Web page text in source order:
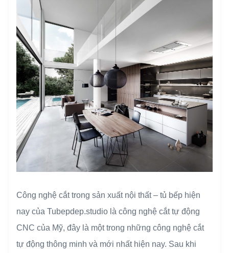
Công nghệ cắt trong sản xuất nội thất – tủ bếp hiện
nay của Tubepdep.studio là công nghệ cắt tự động
CNC của Mỹ, đây là một trong những công nghệ cắt
tự động thông minh và mới nhất hiện nay. Sau khi